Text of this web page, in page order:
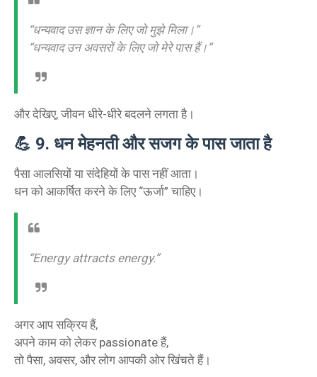
“धन्यवाद उस ज्ञान के लिए जो मुझे मिला।”
“धन्यवाद उन अवसरों के लिए जो मेरे पास हैं।”
और देखिए, जीवन धीरे-धीरे बदलने लगता है।
💪 9. धन मेहनती और सजग के पास जाता है
पैसा आलसियों या संदेहियों के पास नहीं आता।
धन को आकर्षित करने के लिए “ऊर्जा” चाहिए।
“Energy attracts energy.”
अगर आप सक्रिय हैं,
अपने काम को लेकर passionate हैं,
तो पैसा, अवसर, और लोग आपकी ओर खिंचते हैं।